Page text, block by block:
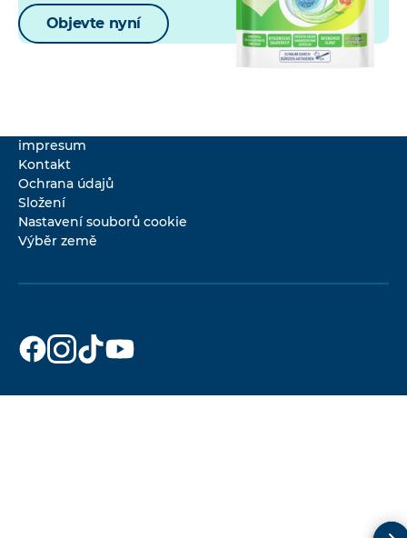
Objevte nyní
impresum
Kontakt
Ochrana údajů
Složení
Nastavení souborů cookie
Výběr země
Dr. Beckmann
na
Dr. Beckmann
na
Dr. Beckmann
na
Dr. Beckmann